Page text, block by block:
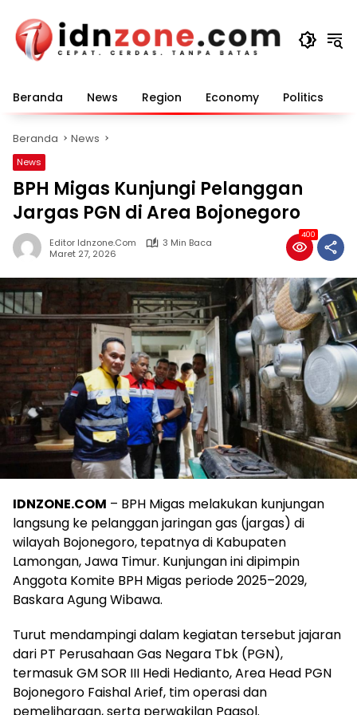
konten
Beranda News Region Economy Politics
Beranda News
News
BPH Migas Kunjungi Pelanggan
Jargas PGN di Area Bojonegoro
Editor Idnzone.com
3 Min Baca
Maret 27, 2026
400
IDNZONE.COM – BPH Migas melakukan kunjungan
langsung ke pelanggan jaringan gas (jargas) di
wilayah Bojonegoro, tepatnya di Kabupaten
Lamongan, Jawa Timur. Kunjungan ini dipimpin
Anggota Komite BPH Migas periode 2025–2029,
Baskara Agung Wibawa.
Turut mendampingi dalam kegiatan tersebut jajaran
dari PT Perusahaan Gas Negara Tbk (PGN),
termasuk GM SOR III Hedi Hedianto, Area Head PGN
Bojonegoro Faishal Arief, tim operasi dan
pemeliharaan, serta perwakilan Pgasol.